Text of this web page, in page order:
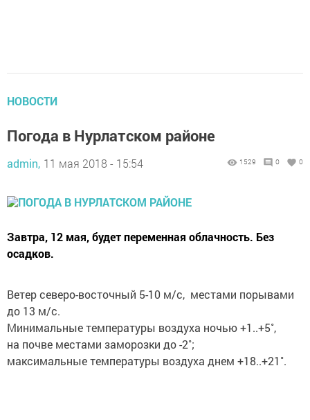
НОВОСТИ
Погода в Нурлатском районе
admin, 11 мая 2018 - 15:54 1529 0 0
Завтра, 12 мая, будет переменная облачность. Без
осадков.
Ветер северо-восточный 5-10 м/с, местами порывами
до 13 м/с.
Минимальные температуры воздуха ночью +1..+5˚,
на почве местами заморозки до -2˚;
максимальные температуры воздуха днем +18..+21˚.